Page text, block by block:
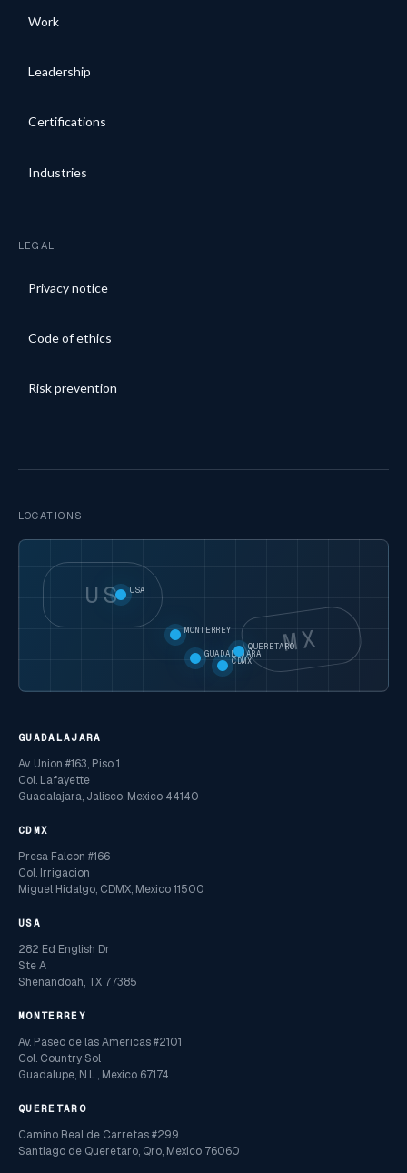
Work
Leadership
Certifications
Industries
LEGAL
Privacy notice
Code of ethics
Risk prevention
LOCATIONS
US
MX
USA
MONTERREY
GUADALAJARA
CDMX
QUERETARO
GUADALAJARA
Av. Union #163, Piso 1
Col. Lafayette
Guadalajara, Jalisco, Mexico 44140
CDMX
Presa Falcon #166
Col. Irrigacion
Miguel Hidalgo, CDMX, Mexico 11500
USA
282 Ed English Dr
Ste A
Shenandoah, TX 77385
MONTERREY
Av. Paseo de las Americas #2101
Col. Country Sol
Guadalupe, N.L., Mexico 67174
QUERETARO
Camino Real de Carretas #299
Santiago de Queretaro, Qro, Mexico 76060